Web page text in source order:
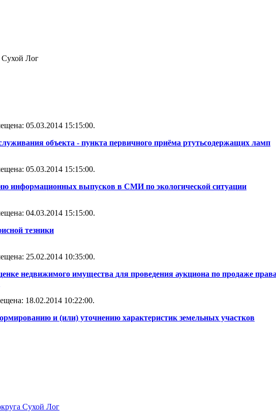
Сухой Лог
05.03.2014 15:15:00.
объекта - пункта первичного приёма ртутьсодержащих ламп
05.03.2014 15:15:00.
информационных выпусков в СМИ по экологической ситуации
04.03.2014 15:15:00.
тезники
25.02.2014 10:35:00.
недвижимого имущества для проведения аукциона по продаже
18.02.2014 10:22:00.
и (или) уточнению характеристик земельных участков
Сухой Лог